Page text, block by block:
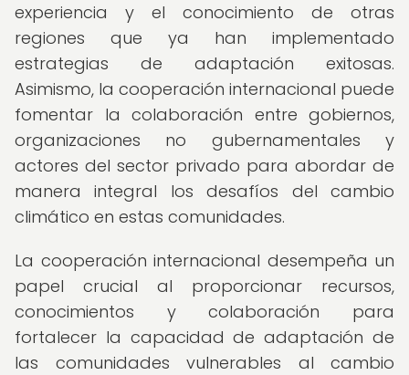
experiencia y el conocimiento de otras
regiones que ya han implementado
estrategias de adaptación exitosas.
Asimismo, la cooperación internacional puede
fomentar la colaboración entre gobiernos,
organizaciones no gubernamentales y
actores del sector privado para abordar de
manera integral los desafíos del cambio
climático en estas comunidades.
La cooperación internacional desempeña un
papel crucial al proporcionar recursos,
conocimientos y colaboración para
fortalecer la capacidad de adaptación de
las comunidades vulnerables al cambio